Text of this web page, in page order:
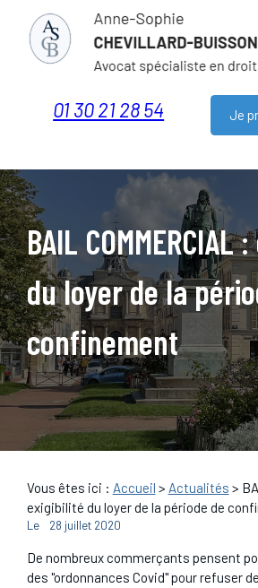
01 30 21 28 54 Je
BAIL
du loyer de la
confinement
Vous êtes ici : Accueil > Actualités >
exigibilité du loyer de la période de
Le 28 juillet 2020
De nombreux commerçants pensent
des "ordonnances Covid" pour refuser
Panneau de gestion des cookies